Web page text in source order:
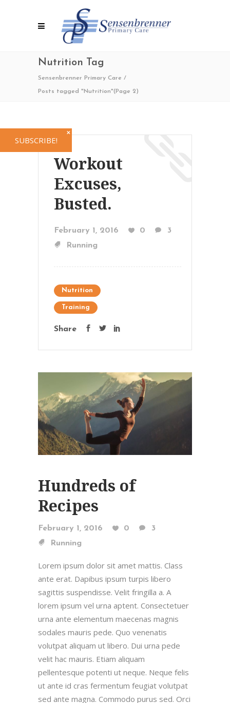
Nutrition Tag
Sensenbrenner Primary Care /
Posts tagged "Nutrition"(Page 2)
Workout
Excuses,
Busted.
February 1, 2016 0
3
Running
Nutrition
Training
Share
Hundreds of
Recipes
February 1, 2016 0
3
Running
Lorem ipsum dolor sit amet mattis. Class
ante erat. Dapibus ipsum turpis libero
sagittis suspendisse. Velit fringilla a. A
lorem ipsum vel urna aptent. Consectetuer
urna ante elementum maecenas magnis
sodales mauris pede. Quo venenatis
volutpat aliquam ut libero. Dui urna pede
velit hac mauris. Etiam aliquam
pellentesque potenti ut neque. Neque felis
ut ante id cras fermentum feugiat volutpat
sed ante magna. Commodo purus sed. Orci
SUBSCRIBE!
✕